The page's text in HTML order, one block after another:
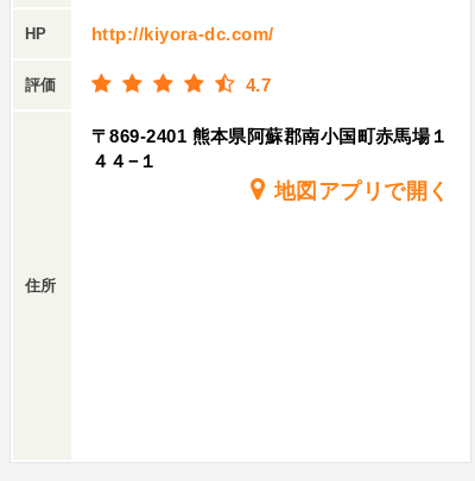
HP http://kiyora-dc.com/
評価 4.7
住所
〒869-2401 熊本県阿蘇郡南小国町赤馬場１
４４−１
地図アプリで開く